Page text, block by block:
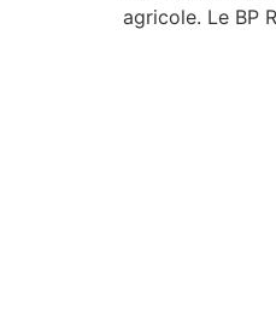
agricole. Le BP